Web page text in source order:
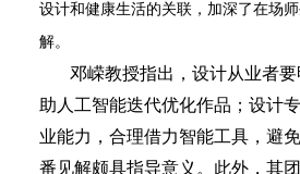
设计和健康生活的关联，加深了在场
解。
邓嵘教授指出，设计从业者
助人工智能迭代优化作品；设计
业能力，合理借力智能工具，避
番见解颇具指导意义。此外，其